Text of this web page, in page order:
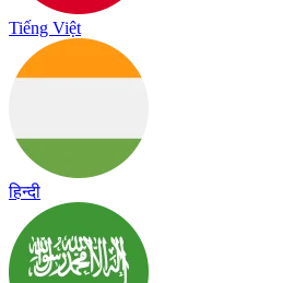
Tiếng Việt
हिन्दी